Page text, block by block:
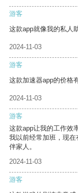
游客
这款app就像我的私人
2024-11-03
游客
这款加速器app的价格
2024-11-03
游客
这款app让我的工作效
我以前经常加班，现
伴家人。
2024-11-03
游客